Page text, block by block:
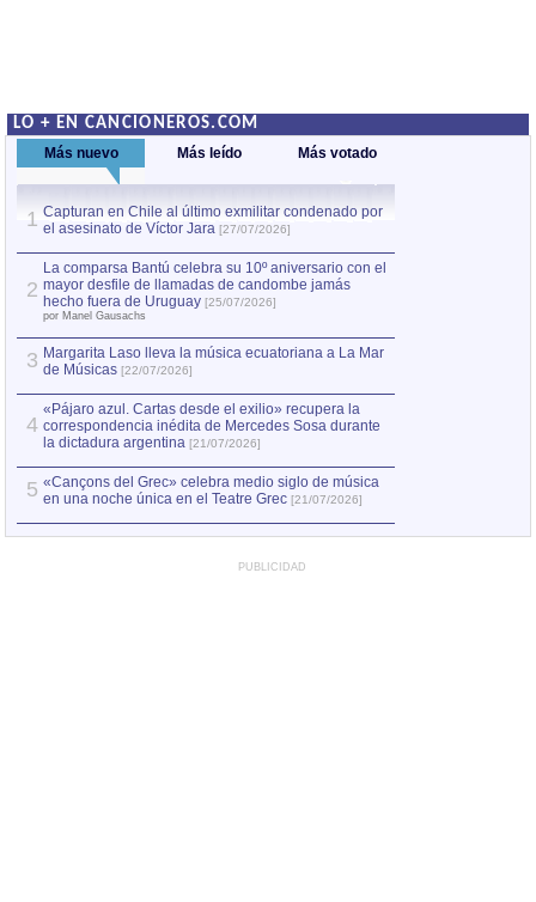
LO + EN CANCIONEROS.COM
Más nuevo Más leído Más votado
1 Capturan en Chile al último exmilitar condenado por
el asesinato de Víctor Jara [27/07/2026]
2
La comparsa Bantú celebra su 10º aniversario con el
mayor desfile de llamadas de candombe jamás
hecho fuera de Uruguay [25/07/2026]
por Manel Gausachs
3 Margarita Laso lleva la música ecuatoriana a La Mar
de Músicas [22/07/2026]
4
«Pájaro azul. Cartas desde el exilio» recupera la
correspondencia inédita de Mercedes Sosa durante
la dictadura argentina [21/07/2026]
5 «Cançons del Grec» celebra medio siglo de música
en una noche única en el Teatre Grec [21/07/2026]
PUBLICIDAD